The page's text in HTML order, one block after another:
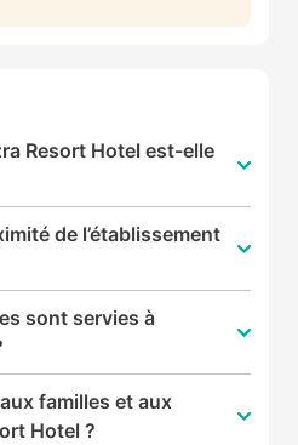
Resort Hotel est-elle
de l’établissement
sont servies à
familles et aux
Hotel ?